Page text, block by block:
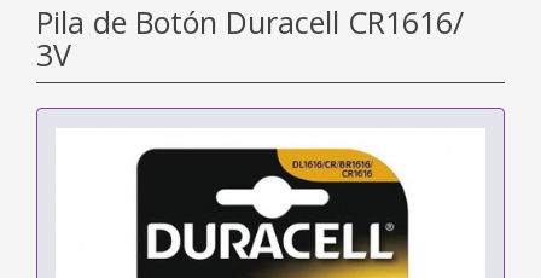
Pila de Botón Duracell CR1616/
3V